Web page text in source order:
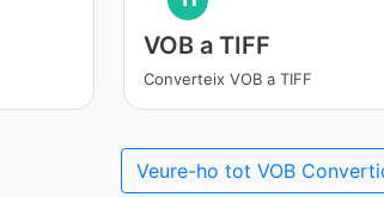
VOB a TIFF
Converteix VOB a TIFF
Veure-ho tot VOB